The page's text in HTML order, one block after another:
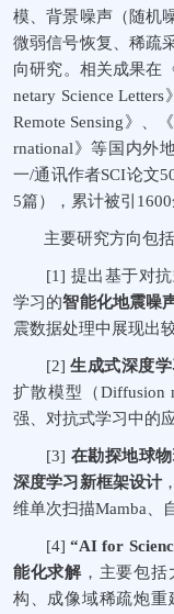
模、背景噪声（随机
微弱信号恢复、稀疏
向研究。相关成果在
netary Science Letters
Remote Sensing》、《
rnational》等国内外
一/通讯作者SCI论文
5篇），累计被引 1600
主要研究方向包括
[1] 提出基于对
学习的智能化地震噪
震数据处理中展现出
[2] 生成式深度
扩散模型（Diffusion
强、对抗式学习中的应
[3] 在勘探地球
深度学习新框架设计
维单次扫描Mamba 、
[4] “AI for
能化求解，主要包括
构、成像域稀疏炮重